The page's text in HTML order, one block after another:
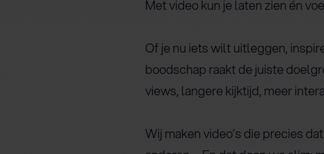
Met video kun je laten zien én
Of je nu iets wilt uitleggen,
boodschap raakt de juiste
views, langere kijktijd, meer
Wij maken video’s die precies